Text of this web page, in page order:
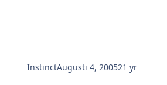
InstinctAugusti 4, 200521 yr